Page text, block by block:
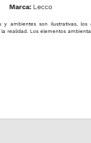
Lecco
y ambientes son ilustrativas,
realidad. Los elementos